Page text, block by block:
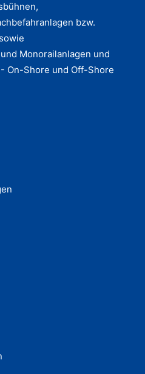
bzw.
Monorailanlagen und
On-Shore und Off-Shore